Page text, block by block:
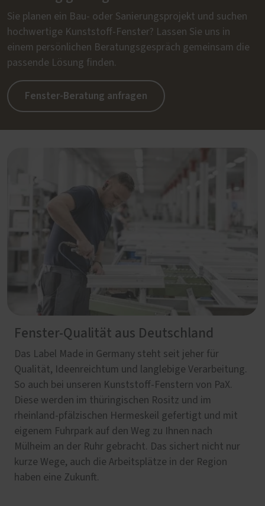
Sie planen ein Bau- oder Sanierungsprojekt und suchen
hochwertige Kunststoff-Fenster? Lassen Sie uns in
einem persönlichen Beratungsgespräch gemeinsam die
passende Lösung finden.
Fenster-Beratung anfragen
Fenster-Qualität aus Deutschland
Das Label Made in Germany steht seit jeher für
Qualität, Ideenreichtum und langlebige Verarbeitung.
So auch bei unseren Kunststoff-Fenstern von PaX.
Diese werden im thüringischen Rositz und im
rheinland-pfälzischen Hermeskeil gefertigt und mit
eigenem Fuhrpark auf den Weg zu Ihnen nach
Mülheim an der Ruhr gebracht. Das sichert nicht nur
kurze Wege, auch die Arbeitsplätze in der Region
haben eine Zukunft.